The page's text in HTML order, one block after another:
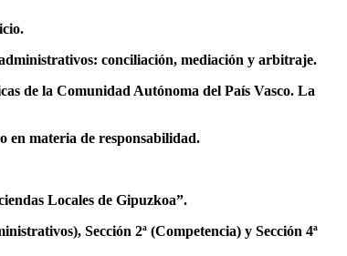
conciliación, mediación y arbitraje.
de la Comunidad Autónoma del País Vasco. La
en materia de responsabilidad.
Locales de Gipuzkoa”.
Sección 2ª (Competencia) y Sección 4ª